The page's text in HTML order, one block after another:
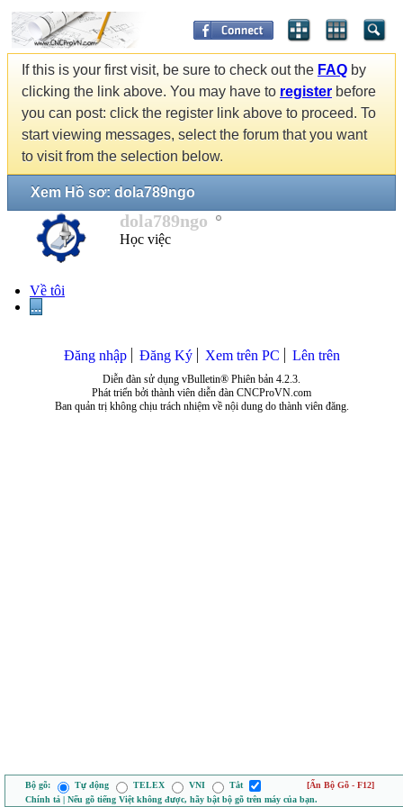
If this is your first visit, be sure to check out the FAQ by
clicking the link above. You may have to register before
you can post: click the register link above to proceed. To
start viewing messages, select the forum that you want
to visit from the selection below.
Xem Hồ sơ: dola789ngo
dola789ngo
Học việc
Về tôi
...
Đăng nhập Đăng Ký Xem trên PC Lên trên
Diễn đàn sử dụng vBulletin® Phiên bản 4.2.3.
Phát triển bởi thành viên diễn đàn CNCProVN.com
Ban quản trị không chịu trách nhiệm về nội dung do thành viên đăng.
Bộ gõ: Tự động TELEX VNI Tắt
[Ẩn Bộ Gõ - F12]
Chính tả | Nếu gõ tiếng Việt không được, hãy bật bộ gõ trên máy của bạn.